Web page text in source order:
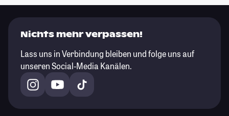
Nichts mehr verpassen!
Lass uns in Verbindung bleiben und folge uns auf
unseren Social-Media Kanälen.